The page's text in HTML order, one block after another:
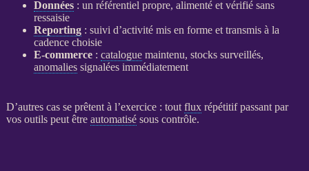
Données: un référentiel propre, alimenté et vérifié sans
ressaisie
Reporting: suivi d’activité mis en forme et transmis à la
cadence choisie
E-commerce: cataloguemaintenu, stocks surveillés,
anomaliessignalées immédiatement
D’autres cas se prêtent à l’exercice : tout fluxrépétitif passant par
vos outils peut être automatisésous contrôle.